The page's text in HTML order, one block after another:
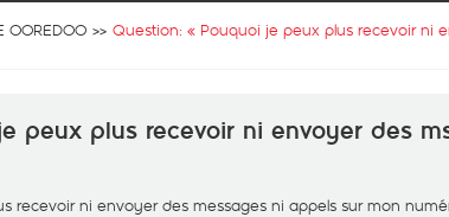
OOREDOO Question: « Pouquoi je peux plus recevoir ni
peux plus recevoir ni envoyer des
recevoir ni envoyer des messages ni appels sur mon